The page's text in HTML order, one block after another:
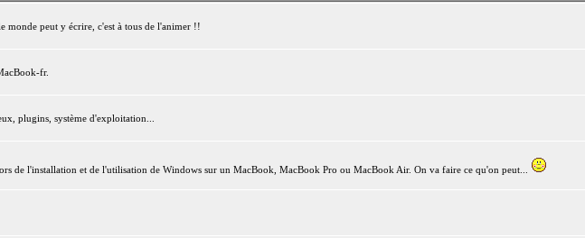
monde peut y écrire, c'est à tous de l'animer !!
fr.
plugins, système d'exploitation...
de l'installation et de l'utilisation de Windows sur un MacBook, MacBook Pro ou MacBook Air. On va faire ce qu'on peut...